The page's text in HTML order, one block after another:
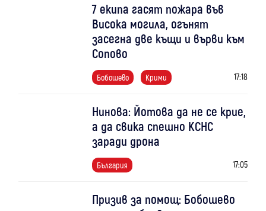
7 екипа гасят пожара във
Висока могила, огънят
засегна две къщи и върви към
Сопово
Бобошево Крими 17:18
Нинова: Йотова да не се крие,
а да свика спешно КСНС
заради дрона
България 17:05
Призив за помощ: Бобошево